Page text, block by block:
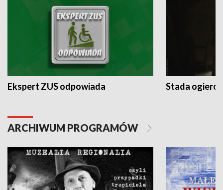
Ekspert ZUS odpowiada Stada
ARCHIWUM PROGRAMÓW